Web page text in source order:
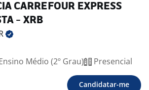
CARREFOUR EXPRESS
- XRB
Médio (2º Grau) Presencial
Candidatar-me